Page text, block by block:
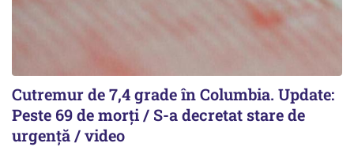
Cutremur de 7,4 grade în Columbia. Update:
Peste 69 de morți / S-a decretat stare de
urgență / video